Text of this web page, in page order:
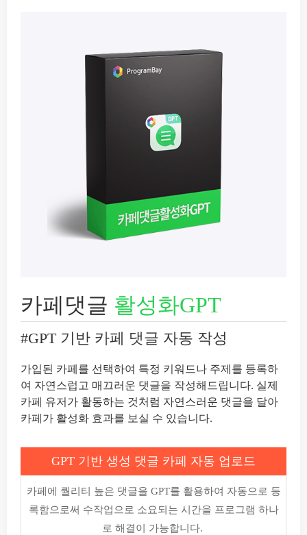
카페댓글 활성화GPT
#GPT 기반 카페 댓글 자동 작성
가입된 카페를 선택하여 특정 키워드나 주제를 등록하
여 자연스럽고 매끄러운 댓글을 작성해드립니다. 실제
카페 유저가 활동하는 것처럼 자연스러운 댓글을 달아
카페가 활성화 효과를 보실 수 있습니다.
GPT 기반 생성 댓글 카페 자동 업로드
카페에 퀄리티 높은 댓글을 GPT를 활용하여 자동으로 등
록함으로써 수작업으로 소요되는 시간을 프로그램 하나
로 해결이 가능합니다.